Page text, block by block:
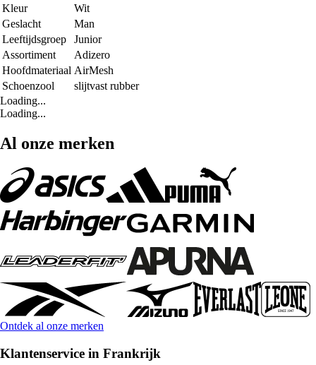
Kleur
Wit
Geslacht
Man
Leeftijdsgroep
Junior
Assortiment
Adizero
Hoofdmateriaal AirMesh
Schoenzool
slijtvast rubber
Loading...
Loading...
Al onze merken
Ontdek al onze merken
Klantenservice in Frankrijk